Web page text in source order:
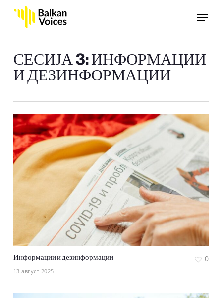
Skip
Menu
СЕСИЈА 3: ИНФОРМАЦИИ
И ДЕЗИНФОРМАЦИИ
Информации и дезинформации
13 август 2025
0